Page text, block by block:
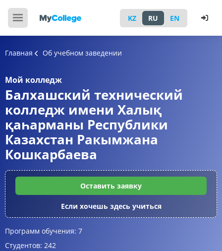
KZ RU EN
Главная Об учебном заведении
Мой колледж
Балхашский технический
колледж имени Халық
қаһарманы Республики
Казахстан Ракымжана
Кошкарбаева
Оставить заявку
Если хочешь здесь учиться
Программ обучения: 7
Студентов: 242